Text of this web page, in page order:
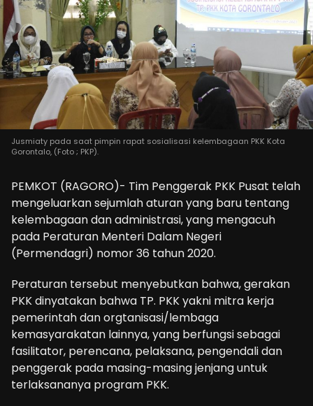
Jusmiaty pada saat pimpin rapat sosialisasi kelembagaan PKK Kota
Gorontalo, (Foto ; PKP).
PEMKOT (RAGORO)- Tim Penggerak PKK Pusat telah
mengeluarkan sejumlah aturan yang baru tentang
kelembagaan dan administrasi, yang mengacuh
pada Peraturan Menteri Dalam Negeri
(Permendagri) nomor 36 tahun 2020.
Peraturan tersebut menyebutkan bahwa, gerakan
PKK dinyatakan bahwa TP. PKK yakni mitra kerja
pemerintah dan orgtanisasi/lembaga
kemasyarakatan lainnya, yang berfungsi sebagai
fasilitator, perencana, pelaksana, pengendali dan
penggerak pada masing-masing jenjang untuk
terlaksananya program PKK.